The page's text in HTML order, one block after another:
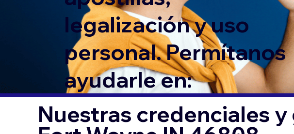
legalización y uso
personal. Permítanos
ayudarle en:
Nuestras credenciales